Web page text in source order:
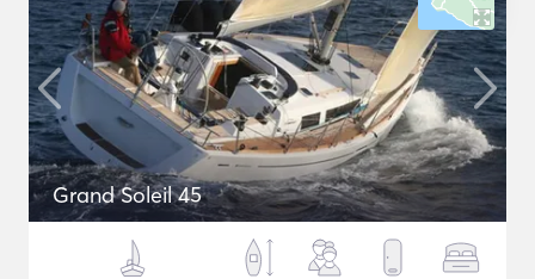
Grand Soleil 45